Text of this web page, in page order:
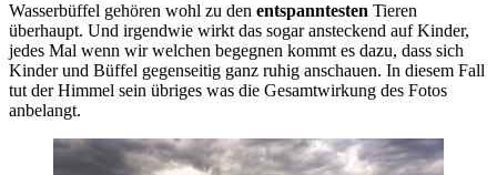
Wasserbüffel gehören wohl zu den entspanntesten Tieren
überhaupt. Und irgendwie wirkt das sogar ansteckend auf Kinder,
jedes Mal wenn wir welchen begegnen kommt es dazu, dass sich
Kinder und Büffel gegenseitig ganz ruhig anschauen. In diesem Fall
tut der Himmel sein übriges was die Gesamtwirkung des Fotos
anbelangt.